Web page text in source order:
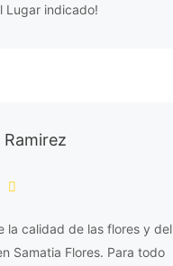
Lugar indicado!
la calidad de las flores y del
Samatia Flores. Para todo